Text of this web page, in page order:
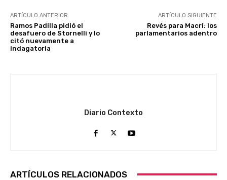
ARTÍCULO ANTERIOR
Ramos Padilla pidió el
desafuero de Stornelli y lo
citó nuevamente a
indagatoria
ARTÍCULO SIGUIENTE
Revés para Macri: los
parlamentarios adentro
Diario Contexto
ARTÍCULOS RELACIONADOS